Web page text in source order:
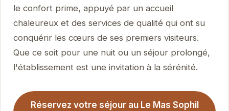
le confort prime, appuyé par un accueil
chaleureux et des services de qualité qui ont su
conquérir les cœurs de ses premiers visiteurs.
Que ce soit pour une nuit ou un séjour prolongé,
l'établissement est une invitation à la sérénité.
Réservez votre séjour au Le Mas Sophil